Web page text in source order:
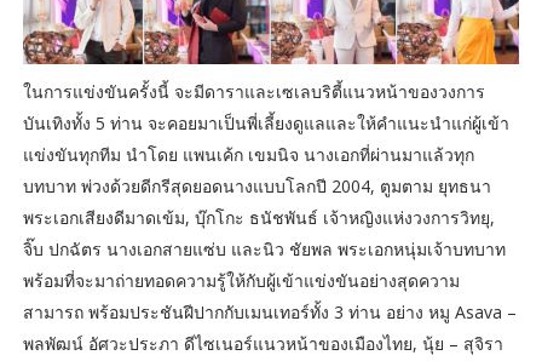
ในการแข่งขันครั้งนี้ จะมีดาราและเซเลบริตี้แนวหน้าของวงการ
บันเทิงทั้ง 5 ท่าน จะคอยมาเป็นพี่เลี้ยงดูแลและให้คำแนะนำแก่ผู้เข้า
แข่งขันทุกทีม นำโดย แพนเค้ก เขมนิจ นางเอกที่ผ่านมาแล้วทุก
บทบาท พ่วงด้วยดีกรีสุดยอดนางแบบโลกปี 2004, ตูมตาม ยุทธนา
พระเอกเสียงดีมาดเข้ม, บุ๊กโกะ ธนัชพันธ์ เจ้าหญิงแห่งวงการวิทยุ,
จิ๊บ ปกฉัตร นางเอกสายแซ่บ และนิว ชัยพล พระเอกหนุ่มเจ้าบทบาท
พร้อมที่จะมาถ่ายทอดความรู้ให้กับผู้เข้าแข่งขันอย่างสุดความ
สามารถ พร้อมประชันฝีปากกับเมนเทอร์ทั้ง 3 ท่าน อย่าง หมู Asava –
พลพัฒน์ อัศวะประภา ดีไซเนอร์แนวหน้าของเมืองไทย, นุ้ย – สุจิรา